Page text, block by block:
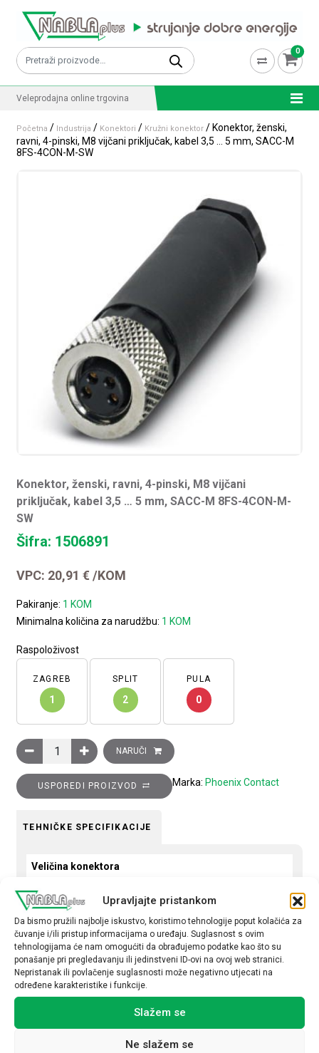
Upravljajte pristankom
Da bismo pružili najbolje iskustvo, koristimo tehnologije poput kolačića za
čuvanje i/ili pristup informacijama o uređaju. Suglasnost s ovim
tehnologijama će nam omogućiti da obrađujemo podatke kao što su
ponašanje pri pregledavanju ili jedinstveni ID-ovi na ovoj web stranici.
Nepristanak ili povlačenje suglasnosti može negativno utjecati na
određene karakteristike i funkcije.
Slažem se
Ne slažem se
Pretraži: 0
Veleprodajna online trgovina
Početna / Industrija / Konektori / Kružni konektor / Konektor, ženski,
ravni, 4-pinski, M8 vijčani priključak, kabel 3,5 … 5 mm, SACC-M
8FS-4CON-M-SW
Konektor, ženski, ravni, 4-pinski, M8 vijčani
priključak, kabel 3,5 … 5 mm, SACC-M 8FS-4CON-M-
SW
Šifra: 1506891
VPC: 20,91€ /KOM
Pakiranje: 1 KOM
Minimalna količina za narudžbu: 1 KOM
Raspoloživost
ZAGREB
1
SPLIT
2
PULA
0
Konektor, ženski, ravni, 4-pinski, M8 vijčani priključak, kabel
NARUČI
USPOREDI PROIZVOD Marka: Phoenix Contact
TEHNIČKE SPECIFIKACIJE
Veličina konektora
M8
Oblik konekcije
Ravni
Tip
Ženski